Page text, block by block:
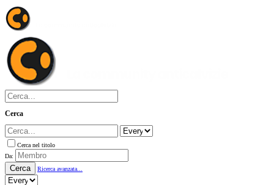
Cerca
Cerca nel titolo
Da:
Cerca Ricerca avanzata...